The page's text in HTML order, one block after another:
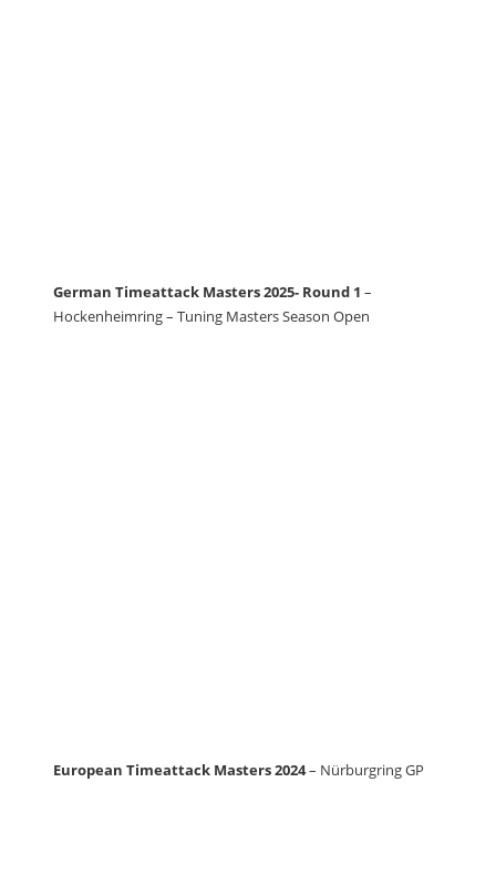
German Timeattack Masters 2025- Round 1 –
Hockenheimring – Tuning Masters Season Open
European Timeattack Masters 2024– Nürburgring GP